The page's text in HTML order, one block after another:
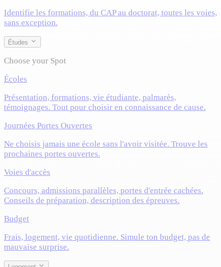
Identifie les formations, du CAP au doctorat, toutes les voies,
sans exception.
Études
Choose your Spot
Écoles
Présentation, formations, vie étudiante, palmarès,
témoignages. Tout pour choisir en connaissance de cause.
Journées Portes Ouvertes
Ne choisis jamais une école sans l'avoir visitée. Trouve les
prochaines portes ouvertes.
Voies d'accès
Concours, admissions parallèles, portes d'entrée cachées.
Conseils de préparation, description des épreuves.
Budget
Frais, logement, vie quotidienne. Simule ton budget, pas de
mauvaise surprise.